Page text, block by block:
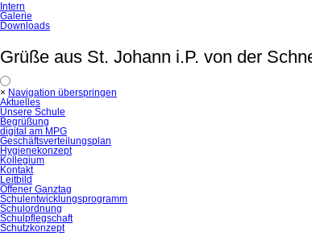
Intern
Galerie
Downloads
Grüße aus St. Johann i.P. von der
× Navigation überspringen
Aktuelles
Unsere Schule
Begrüßung
digital am MPG
Geschäftsverteilungsplan
Hygienekonzept
Kollegium
Kontakt
Leitbild
Offener Ganztag
Schulentwicklungsprogramm
Schulordnung
Schulpflegschaft
Schutzkonzept